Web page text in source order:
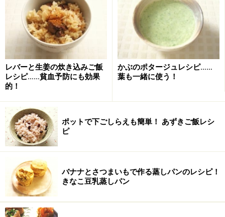
あさりと豚肉のスープ重ね蒸しの作り方・
手順
下ごしらえ
1
具材を切る
白菜は軸を取り、4cm×4cmの正方形に切ります。豚肉は
白菜の大きさに合わせて切っておきます。
レバーと生姜の炊き込みご飯
レシピ……貧血予防にも効果
的！
かぶのポタージュレシピ……
葉も一緒に使う！
ポットで下ごしらえも簡単！ あずきご飯レシ
ピ
バナナとさつまいもで作る蒸しパンのレシピ！
きなこ豆乳蒸しパン